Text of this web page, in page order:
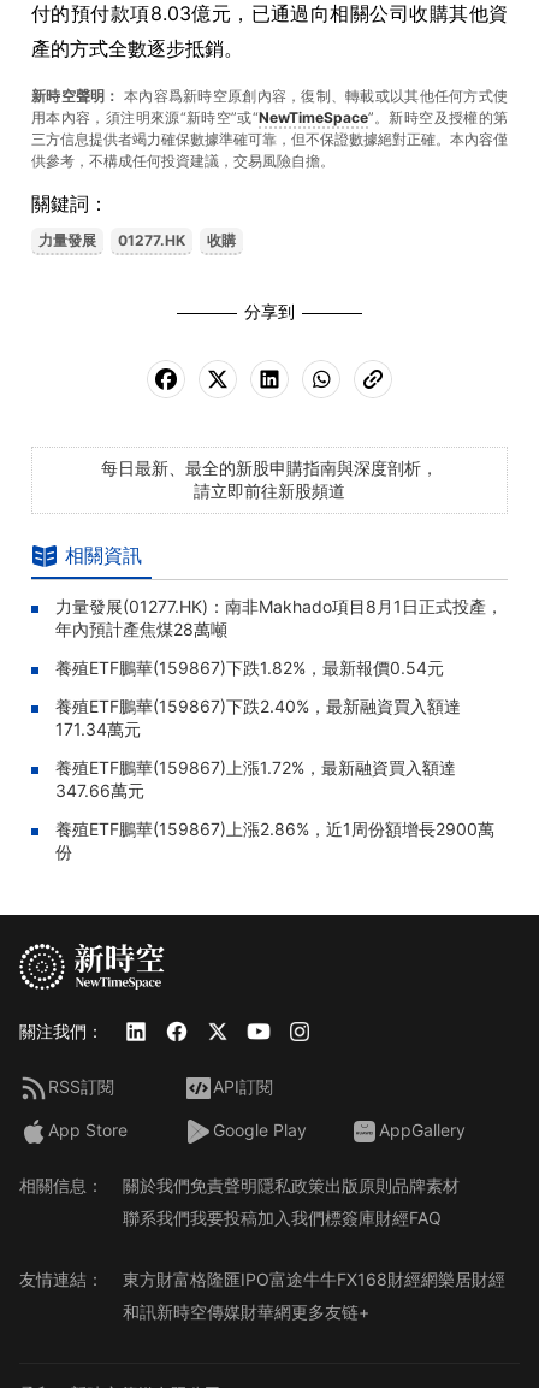
付的預付款項8.03億元，已通過向相關公司收購其他資
產的方式全數逐步抵銷。
新時空聲明： 本內容爲新時空原創內容，復制、轉載或以其他任何方式使
用本內容，須注明來源“新時空”或“NewTimeSpace”。新時空及授權的第
三方信息提供者竭力確保數據準確可靠，但不保證數據絕對正確。本內容僅
供參考，不構成任何投資建議，交易風險自擔。
關鍵詞：
力量發展 01277.HK 收購
分享到
每日最新、最全的新股申購指南與深度剖析，
請立即前往新股頻道
相關資訊
力量發展(01277.HK)：南非Makhado項目8月1日正式投產，
年內預計產焦煤28萬噸
養殖ETF鵬華(159867)下跌1.82%，最新報價0.54元
養殖ETF鵬華(159867)下跌2.40%，最新融資買入額達
171.34萬元
養殖ETF鵬華(159867)上漲1.72%，最新融資買入額達
347.66萬元
養殖ETF鵬華(159867)上漲2.86%，近1周份額增長2900萬
份
關注我們：
RSS訂閱 API訂閱
App Store Google Play AppGallery
相關信息： 關於我們免責聲明隱私政策出版原則品牌素材
聯系我們我要投稿加入我們標簽庫財經FAQ
友情連結： 東方財富格隆匯IPO富途牛牛FX168財經網樂居財經
和訊新時空傳媒財華網更多友链+